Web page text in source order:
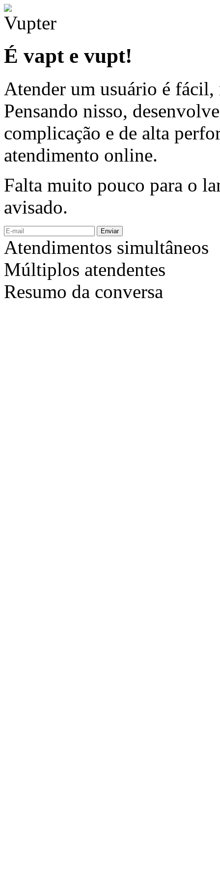
É vapt e vupt!
Atender um usuário é fácil,
Pensando nisso,
complicação e de alta
atendimento online.
Falta muito pouco para o
avisado.
Enviar
Atendimentos simultâneos
Múltiplos atendentes
Resumo da conversa